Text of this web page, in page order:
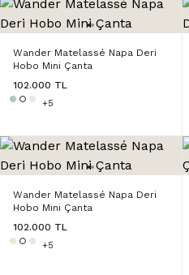
Wander Matelassé Napa Deri
Hobo Mini Çanta
102.000 TL
+5
Wander Matelassé Napa Deri
Hobo Mini Çanta
102.000 TL
+5